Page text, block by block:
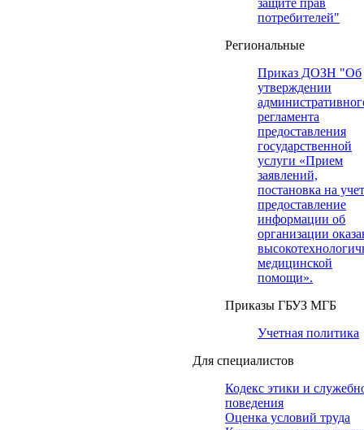
защите прав
потребителей"
Региональные
Приказ ДОЗН "Об
утверждении
регламента
предоставления
государственной
услуги «Прием
заявлений,
постановка на
предоставление
информации об
организации
медицинской
помощи».
Приказы ГБУЗ МГБ
Учетная политика
Для специалистов
Кодекс этики и
поведения
Оценка условий труда